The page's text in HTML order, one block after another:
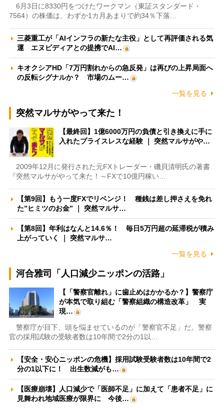
6月3日に8330円をつけたワークマン（東証スタンダード・
7564）の株価は、わずか1カ月あまりで約34％下落…
三菱重工が「AIインフラの新たな主役」として再評価される気
運 エヌビディアとの提携でAI…
キオクシアHD「7万円割れからの急反発」は再びの上昇局面へ
の反転シグナルか？ 市場のムー…
一覧を見る
突然マルサがやって来た！
【最終回】1億6000万円の負債と引き換えに手に
入れたプライスレスな経験 ｜ 突然マルサがや…
2009年12月に発行された元FXトレーダー・磯貝清明氏の著書
『突然マルサがやって来た！～FXで10億円稼い…
【第9回】もう一度FXでリベンジ！ 種銭は差し押さえを免れ
た”ヒミツのお金” ｜ 突然マルサ…
【第8回】年利はなんと14.6％！ 毎日5万円超の延滞税が積み
上がっていく ｜ 突然マルサ…
一覧を見る
河合雅司「人口減少ニッポンの活路」
【「警察官離れ」に歯止めはかかるか？】警察庁
が本気で取り組む「警察組織の構造改革」 実
現…
警察庁が目下、頭を悩ませているのが「警察官不足」だ。警察
官の採用試験の受験者数は10年間で2分の1以…
【安全・安心ニッポンの危機】採用試験受験者数は10年間で2
分の1以下に！ 出生数減がも…
【医療崩壊】人口減少で「医師不足」に加えて「患者不足」に
見舞われ地域医療が限界に 今後…